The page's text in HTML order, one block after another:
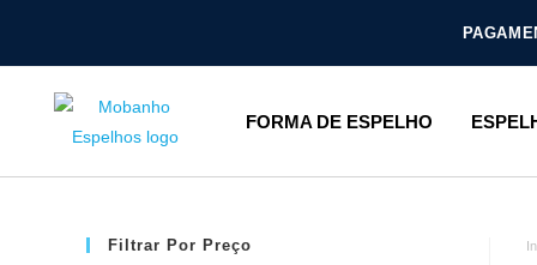
FORMA DE ESPELHO
Filtrar Por Preço